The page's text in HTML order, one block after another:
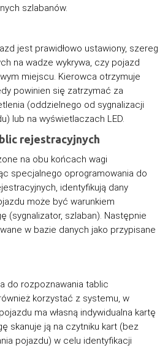
szlabanów.
jest prawidłowo ustawiony, szereg
na wadze wykrywa, czy pojazd
miejscu. Kierowca otrzymuje
powinien się zatrzymać za
(oddzielnego od sygnalizacji
lub na wyświetlaczach LED.
rejestracyjnych
na obu końcach wagi
specjalnego oprogramowania do
identyfikują dany
może być warunkiem
(sygnalizator, szlaban). Następnie
w bazie danych jako przypisane
do rozpoznawania tablic
korzystać z systemu, w
ma własną indywidualna kartę
skanuje ją na czytniku kart (bez
pojazdu) w celu identyfikacji